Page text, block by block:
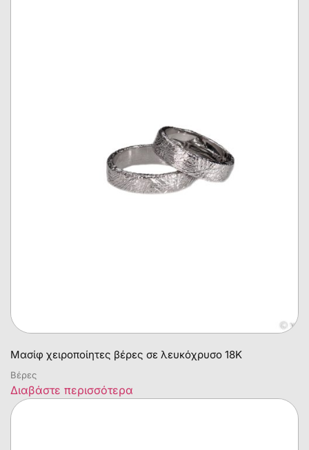
Μασίφ χειροποίητες βέρες σε λευκόχρυσο 18Κ
Βέρες
Διαβάστε περισσότερα